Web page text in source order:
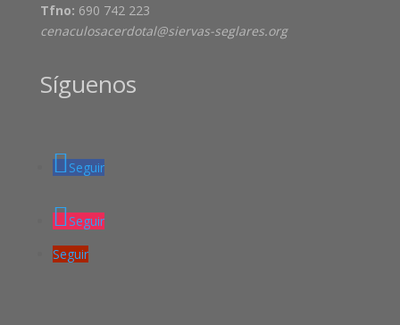
Tfno: 690 742 223
cenaculosacerdotal@siervas-seglares.org
Síguenos
Seguir
Seguir
Seguir